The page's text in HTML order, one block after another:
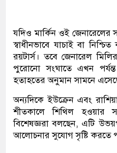
যদিও মার্কিন ওই
স্বাধীনভাবে যাচাই বা
রয়টার্স। তবে জেনারেল
পুরোনো সংঘাতে এখন
হতাহতের অনুমান সামনে
অন্যদিকে ইউক্রেন এবং
শীতকালে শিথিল হওয়ার
বিশেষজ্ঞরা বলছেন, এটি
আলোচনার সুযোগ সৃষ্টি করতে